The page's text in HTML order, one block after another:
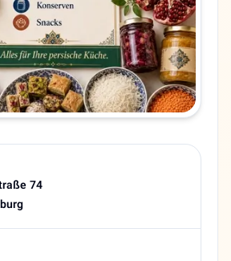
- Ihr persischer
74